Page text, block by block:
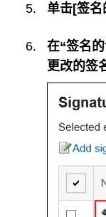
单击[签名
在“签名
更改的签